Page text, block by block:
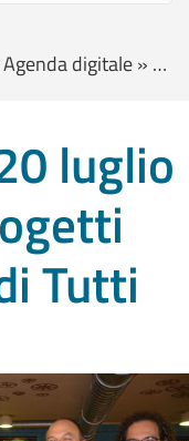
Home » Sviluppo economico » Agenda digitale » Aperto fino al 20 luglio il bando per progetti legati al Terra di Tutti Art Festival
luglio
Tutti